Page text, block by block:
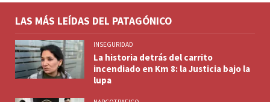
LAS MÁS LEÍDAS DEL PATAGÓNICO
INSEGURIDAD
La historia detrás del carrito
incendiado en Km 8: la Justicia bajo la
lupa